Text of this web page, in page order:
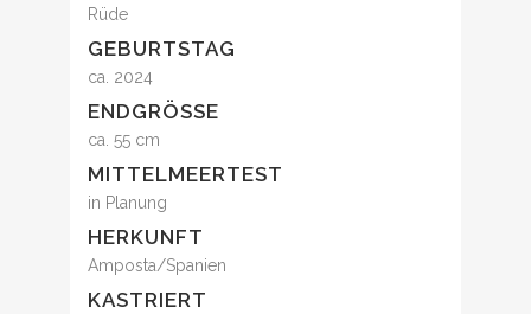
Rüde
GEBURTSTAG
ca. 2024
ENDGRÖSSE
ca. 55 cm
MITTELMEERTEST
in Planung
HERKUNFT
Amposta/Spanien
KASTRIERT